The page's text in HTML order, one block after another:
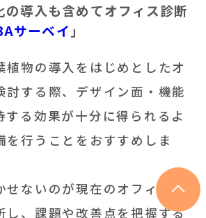
の導入も含めてオフィス診断
サーベイ 」
植物の導入をはじめとしたオ
討する際、デザイン面・機能
する効果が十分に得られるよ
を行うことをおすすめしま
せないのが現在のオフィスの
し、課題や改善点を把握する